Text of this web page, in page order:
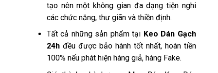
tạo nên một không gian đa dạng tiện nghi
các chức năng, thư giãn và thiền định.
Tất cả những sản phẩm tại Keo Dán Gạch
24hđều được bảo hành tốt nhất, hoàn tiền
100% nếu phát hiện hàng giả, hàng Fake.